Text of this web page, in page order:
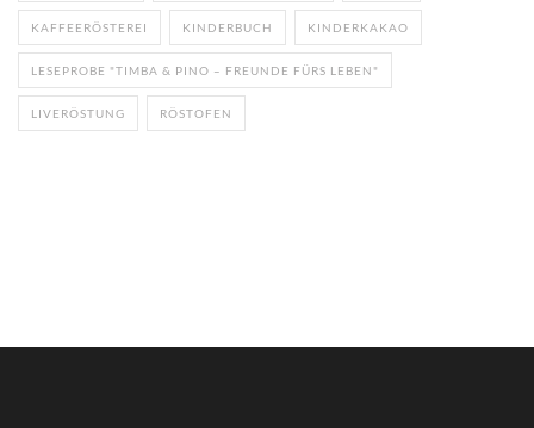
KAFFEERÖSTEREI KINDERBUCH KINDERKAKAO
LESEPROBE "TIMBA & PINO – FREUNDE FÜRS LEBEN"
LIVERÖSTUNG RÖSTOFEN